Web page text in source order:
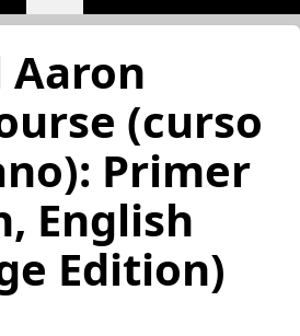
Aaron
(curso
Primer
English
Edition)